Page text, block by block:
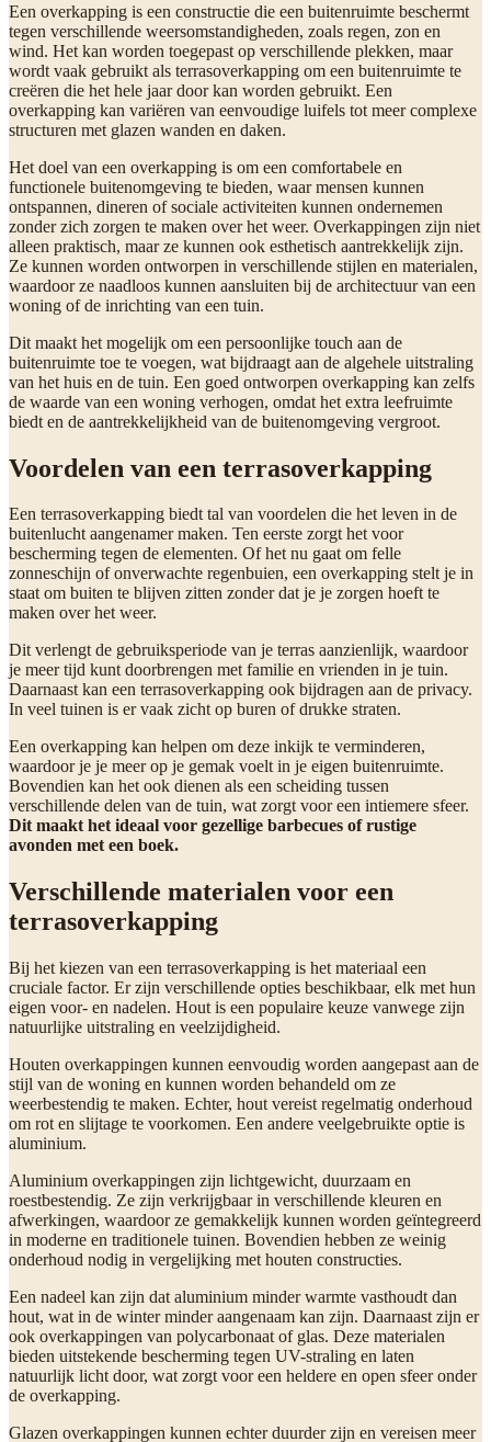
Een overkapping is een constructie die een buitenruimte beschermt
tegen verschillende weersomstandigheden, zoals regen, zon en
wind. Het kan worden toegepast op verschillende plekken, maar
wordt vaak gebruikt als terrasoverkapping om een buitenruimte te
creëren die het hele jaar door kan worden gebruikt. Een
overkapping kan variëren van eenvoudige luifels tot meer complexe
structuren met glazen wanden en daken.
Het doel van een overkapping is om een comfortabele en
functionele buitenomgeving te bieden, waar mensen kunnen
ontspannen, dineren of sociale activiteiten kunnen ondernemen
zonder zich zorgen te maken over het weer. Overkappingen zijn niet
alleen praktisch, maar ze kunnen ook esthetisch aantrekkelijk zijn.
Ze kunnen worden ontworpen in verschillende stijlen en materialen,
waardoor ze naadloos kunnen aansluiten bij de architectuur van een
woning of de inrichting van een tuin.
Dit maakt het mogelijk om een persoonlijke touch aan de
buitenruimte toe te voegen, wat bijdraagt aan de algehele uitstraling
van het huis en de tuin. Een goed ontworpen overkapping kan zelfs
de waarde van een woning verhogen, omdat het extra leefruimte
biedt en de aantrekkelijkheid van de buitenomgeving vergroot.
Voordelen van een terrasoverkapping
Een terrasoverkapping biedt tal van voordelen die het leven in de
buitenlucht aangenamer maken. Ten eerste zorgt het voor
bescherming tegen de elementen. Of het nu gaat om felle
zonneschijn of onverwachte regenbuien, een overkapping stelt je in
staat om buiten te blijven zitten zonder dat je je zorgen hoeft te
maken over het weer.
Dit verlengt de gebruiksperiode van je terras aanzienlijk, waardoor
je meer tijd kunt doorbrengen met familie en vrienden in je tuin.
Daarnaast kan een terrasoverkapping ook bijdragen aan de privacy.
In veel tuinen is er vaak zicht op buren of drukke straten.
Een overkapping kan helpen om deze inkijk te verminderen,
waardoor je je meer op je gemak voelt in je eigen buitenruimte.
Bovendien kan het ook dienen als een scheiding tussen
verschillende delen van de tuin, wat zorgt voor een intiemere sfeer.
Dit maakt het ideaal voor gezellige barbecues of rustige
avonden met een boek.
Verschillende materialen voor een
terrasoverkapping
Bij het kiezen van een terrasoverkapping is het materiaal een
cruciale factor. Er zijn verschillende opties beschikbaar, elk met hun
eigen voor- en nadelen. Hout is een populaire keuze vanwege zijn
natuurlijke uitstraling en veelzijdigheid.
Houten overkappingen kunnen eenvoudig worden aangepast aan de
stijl van de woning en kunnen worden behandeld om ze
weerbestendig te maken. Echter, hout vereist regelmatig onderhoud
om rot en slijtage te voorkomen. Een andere veelgebruikte optie is
aluminium.
Aluminium overkappingen zijn lichtgewicht, duurzaam en
roestbestendig. Ze zijn verkrijgbaar in verschillende kleuren en
afwerkingen, waardoor ze gemakkelijk kunnen worden geïntegreerd
in moderne en traditionele tuinen. Bovendien hebben ze weinig
onderhoud nodig in vergelijking met houten constructies.
Een nadeel kan zijn dat aluminium minder warmte vasthoudt dan
hout, wat in de winter minder aangenaam kan zijn. Daarnaast zijn er
ook overkappingen van polycarbonaat of glas. Deze materialen
bieden uitstekende bescherming tegen UV-straling en laten
natuurlijk licht door, wat zorgt voor een heldere en open sfeer onder
de overkapping.
Glazen overkappingen kunnen echter duurder zijn en vereisen meer